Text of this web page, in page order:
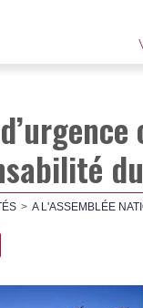
A L'ASSEMBLÉE